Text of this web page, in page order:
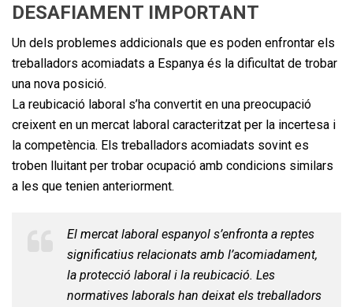
DESAFIAMENT IMPORTANT
Un dels problemes addicionals que es poden enfrontar els
treballadors acomiadats a Espanya és la dificultat de trobar
una nova posició.
La reubicació laboral s’ha convertit en una preocupació
creixent en un mercat laboral caracteritzat per la incertesa i
la competència. Els treballadors acomiadats sovint es
troben lluitant per trobar ocupació amb condicions similars
a les que tenien anteriorment.
El mercat laboral espanyol s’enfronta a reptes
significatius relacionats amb l’acomiadament,
la protecció laboral i la reubicació. Les
normatives laborals han deixat els treballadors